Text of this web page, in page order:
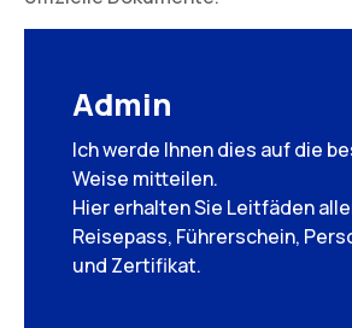
Admin
Ich werde Ihnen dies auf die
Weise mitteilen.
Hier erhalten Sie Leitfäden
Reisepass, Führerschein,
und Zertifikat.